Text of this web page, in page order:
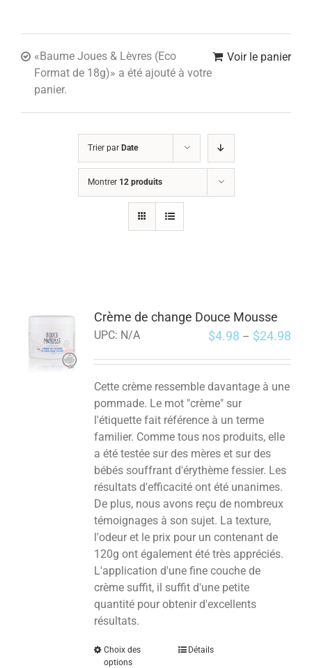
Voir le panier
«Baume Joues & Lèvres (Eco
Format de 18g)» a été ajouté à votre
panier.
Trier par Date
Montrer 12 produits
Crème de change Douce Mousse
UPC: N/A $4.98 – $24.98
Cette crème ressemble davantage à une
pommade. Le mot "crème" sur
l'étiquette fait référence à un terme
familier. Comme tous nos produits, elle
a été testée sur des mères et sur des
bébés souffrant d'érythème fessier. Les
résultats d'efficacité ont été unanimes.
De plus, nous avons reçu de nombreux
témoignages à son sujet. La texture,
l'odeur et le prix pour un contenant de
120g ont également été très appréciés.
L'application d'une fine couche de
crème suffit, il suffit d'une petite
quantité pour obtenir d'excellents
résultats.
Choix des
options
Détails